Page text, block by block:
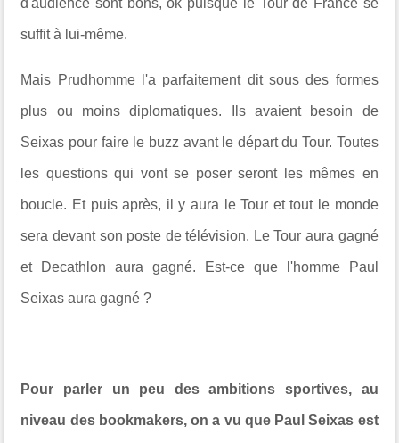
d'audience sont bons, ok puisque le Tour de France se
suffit à lui-même.
Mais Prudhomme l'a parfaitement dit sous des formes
plus ou moins diplomatiques. Ils avaient besoin de
Seixas pour faire le buzz avant le départ du Tour. Toutes
les questions qui vont se poser seront les mêmes en
boucle. Et puis après, il y aura le Tour et tout le monde
sera devant son poste de télévision. Le Tour aura gagné
et Decathlon aura gagné. Est-ce que l'homme Paul
Seixas aura gagné ?
Pour parler un peu des ambitions sportives, au
niveau des bookmakers, on a vu que Paul Seixas est